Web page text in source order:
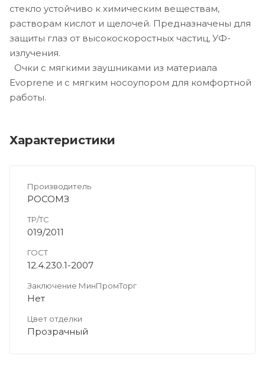
стекло устойчиво к химическим веществам,
растворам кислот и щелочей. Предназначены для
защиты глаз от высокоскоростных частиц, УФ-
излучения.
Очки с мягкими заушниками из материала
Evoprene и с мягким носоупором для комфортной
работы.
Характеристики
Производитель
РОСОМЗ
ТР/ТС
019/2011
ГОСТ
12.4.230.1-2007
Заключение МинПромТорг
Нет
Цвет отделки
Прозрачный